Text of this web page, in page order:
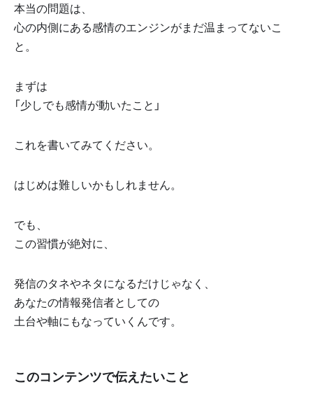
本当の問題は、
心の内側にある感情のエンジンがまだ温まってないこ
と。
まずは
「少しでも感情が動いたこと」
これを書いてみてください。
はじめは難しいかもしれません。
でも、
この習慣が絶対に、
発信のタネやネタになるだけじゃなく、
あなたの情報発信者としての
土台や軸にもなっていくんです。
このコンテンツで伝えたいこと